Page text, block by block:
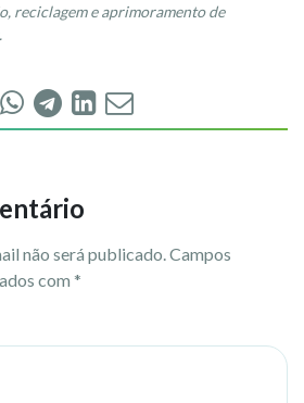
reciclagem e aprimoramento de
não será publicado.Campos
com *